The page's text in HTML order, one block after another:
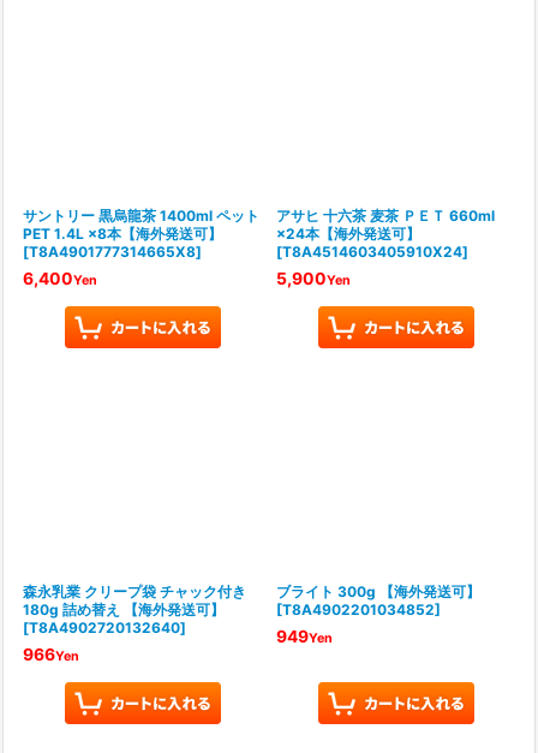
サントリー 黒烏龍茶 1400ml ペット
PET 1.4L ×8本【海外発送可】
[T8A4901777314665X8]
6,400Yen
アサヒ 十六茶 麦茶 ＰＥＴ 660ml
×24本【海外発送可】
[T8A4514603405910X24]
5,900Yen
森永乳業 クリープ袋 チャック付き
180g 詰め替え 【海外発送可】
[T8A4902720132640]
966Yen
ブライト 300g 【海外発送可】
[T8A4902201034852]
949Yen